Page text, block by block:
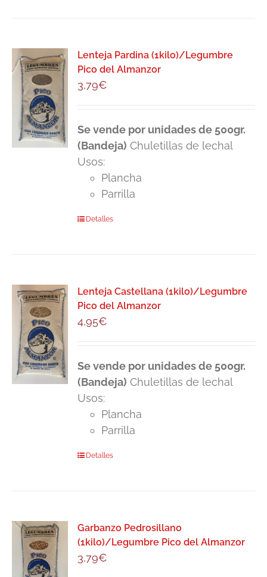
Lenteja Pardina (1kilo)/Legumbre
Pico del Almanzor
3,79€
Se vende por unidades de 500gr.
(Bandeja) Chuletillas de lechal
Usos:
Plancha
Parrilla
Detalles
Lenteja Castellana (1kilo)/Legumbre
Pico del Almanzor
4,95€
Se vende por unidades de 500gr.
(Bandeja) Chuletillas de lechal
Usos:
Plancha
Parrilla
Detalles
Garbanzo Pedrosillano
(1kilo)/Legumbre Pico del Almanzor
3,79€